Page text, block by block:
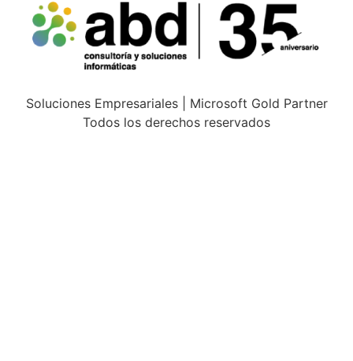
Soluciones Empresariales | Microsoft Gold Partner
Todos los derechos reservados